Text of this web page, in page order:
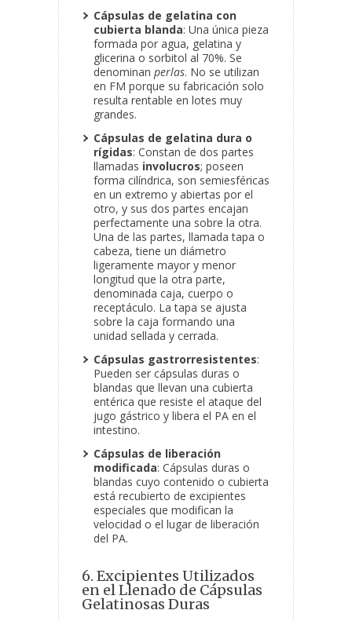
Cápsulas de gelatina con
cubierta blanda: Una única pieza
formada por agua, gelatina y
glicerina o sorbitol al 70%. Se
denominan perlas. No se utilizan
en FM porque su fabricación solo
resulta rentable en lotes muy
grandes.
Cápsulas de gelatina dura o
rígidas: Constan de dos partes
llamadas involucros; poseen
forma cilíndrica, son semiesféricas
en un extremo y abiertas por el
otro, y sus dos partes encajan
perfectamente una sobre la otra.
Una de las partes, llamada tapa o
cabeza, tiene un diámetro
ligeramente mayor y menor
longitud que la otra parte,
denominada caja, cuerpo o
receptáculo. La tapa se ajusta
sobre la caja formando una
unidad sellada y cerrada.
Cápsulas gastrorresistentes:
Pueden ser cápsulas duras o
blandas que llevan una cubierta
entérica que resiste el ataque del
jugo gástrico y libera el PA en el
intestino.
Cápsulas de liberación
modificada: Cápsulas duras o
blandas cuyo contenido o cubierta
está recubierto de excipientes
especiales que modifican la
velocidad o el lugar de liberación
del PA.
6. Excipientes Utilizados
en el Llenado de Cápsulas
Gelatinosas Duras